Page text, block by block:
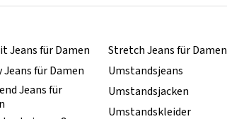
Jeans für Damen
Jeans für Damen
Jeans für
Stretch Jeans für Damen
Umstandsjeans
Umstandsjacken
Umstandskleider